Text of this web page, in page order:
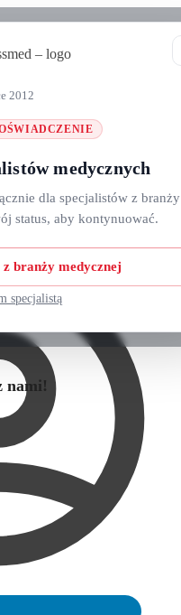
2012
medycznych
dla specjalistów z branży
status, aby kontynuować.
branży medycznej
specjalistą
777
nami!